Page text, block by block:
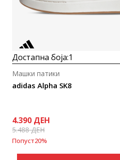
Достапна боја:1
adidas Alpha SK8
Машки патики
4.390 ДЕН
5.488ДЕН
Попуст20%